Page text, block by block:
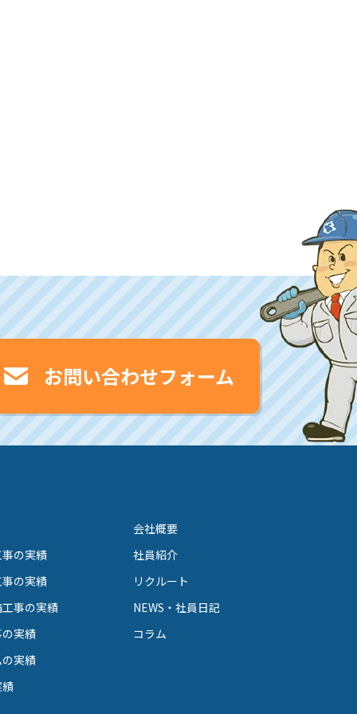
お問い合わせフォーム
の実績
の実績
事の実績
実績
実績
会社概要
社員紹介
リクルート
NEWS・社員日記
コラム